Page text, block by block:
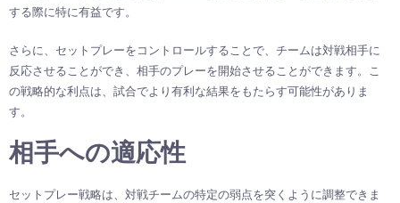
する際に特に有益です。
さらに、セットプレーをコントロールすることで、チームは対戦相手に
反応させることができ、相手のプレーを開始させることができます。こ
の戦略的な利点は、試合でより有利な結果をもたらす可能性がありま
す。
相手への適応性
セットプレー戦略は、対戦チームの特定の弱点を突くように調整できま